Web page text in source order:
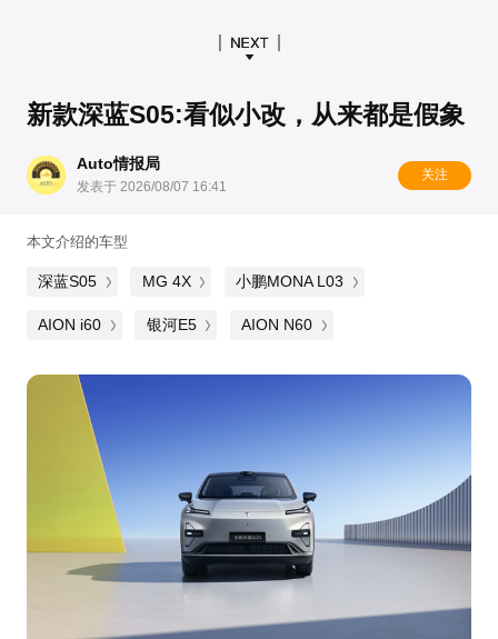
新款深蓝S05:看似小改，从来都是假象
Auto情报局
发表于 2026/08/07 16:41
关注
本文介绍的车型
深蓝S05 MG 4X 小鹏MONA L03
AION i60 银河E5 AION N60